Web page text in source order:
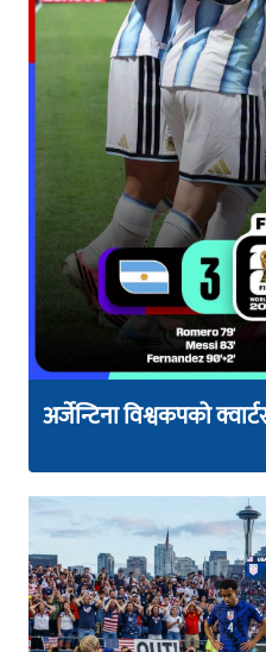
अर्जेन्टिना विश्वकपको